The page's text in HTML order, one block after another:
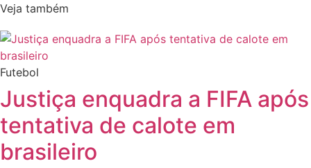
Veja também
Futebol
Justiça enquadra a FIFA após
tentativa de calote em
brasileiro